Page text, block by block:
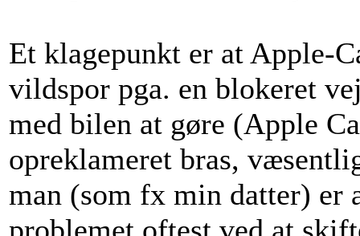
Et klagepunkt er at Apple-
vildspor pga. en blokeret
med bilen at gøre (Apple
opreklameret bras,
man (som fx min datter) er